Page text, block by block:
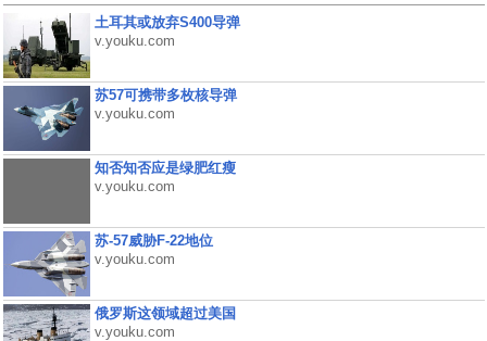
土耳其或放弃S400导弹
v.youku.com
苏57可携带多枚核导弹
v.youku.com
知否知否应是绿肥红瘦
v.youku.com
苏-57威胁F-22地位
v.youku.com
俄罗斯这领域超过美国
v.youku.com